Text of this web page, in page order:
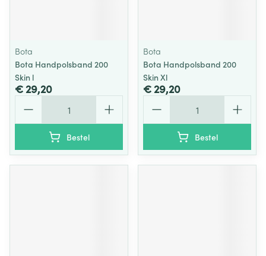
Bota
Bota Handpolsband 200
Skin l
€ 29,20
Bestel
Bota
Bota Handpolsband 200
Skin Xl
€ 29,20
Bestel